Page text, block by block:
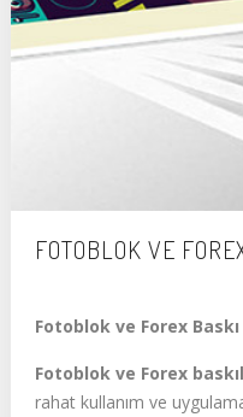
FOTOBLOK VE
Fotoblok ve Forex Baskı
Fotoblok ve Forex
rahat kullanım ve